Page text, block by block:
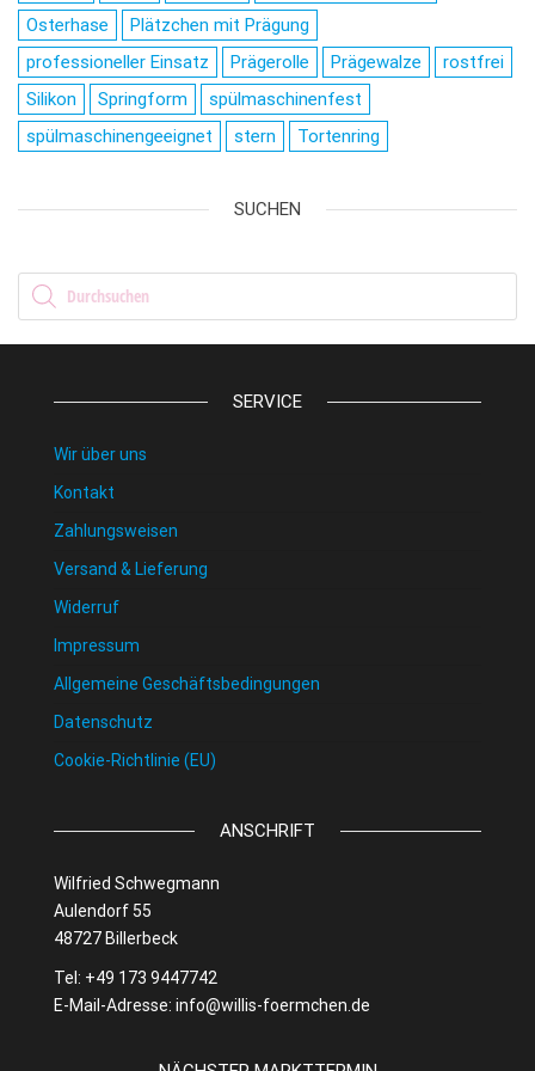
Osterhase
Plätzchen mit Prägung
professioneller Einsatz
Prägerolle Prägewalze
rostfrei
Silikon
Springform
spülmaschinenfest
spülmaschinengeeignet
stern Tortenring
SUCHEN
Products search
SERVICE
Wir über uns
Kontakt
Zahlungsweisen
Versand & Lieferung
Widerruf
Impressum
Allgemeine Geschäftsbedingungen
Datenschutz
Cookie-Richtlinie (EU)
ANSCHRIFT
Wilfried Schwegmann
Aulendorf 55
48727 Billerbeck
Tel: +49 173 9447742
E-Mail-Adresse: info@willis-foermchen.de